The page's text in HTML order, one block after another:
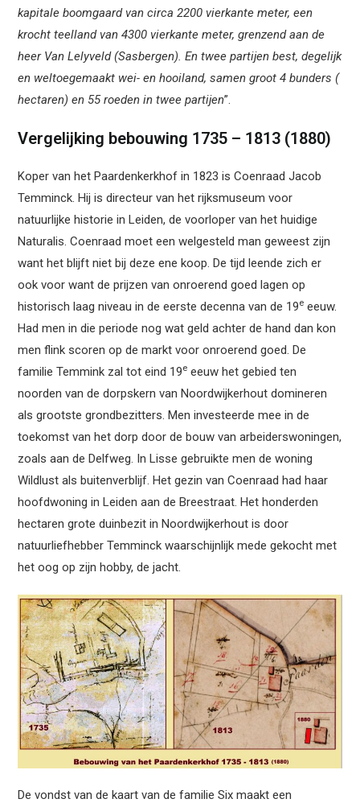
kapitale boomgaard van circa 2200 vierkante meter, een
krocht teelland van 4300 vierkante meter, grenzend aan de
heer Van Lelyveld (Sasbergen). En twee partijen best, degelijk
en weltoegemaakt wei- en hooiland, samen groot 4 bunders (
hectaren) en 55 roeden in twee partijen”.
Vergelijking bebouwing 1735 – 1813 (1880)
Koper van het Paardenkerkhof in 1823 is Coenraad Jacob
Temminck. Hij is directeur van het rijksmuseum voor
natuurlijke historie in Leiden, de voorloper van het huidige
Naturalis. Coenraad moet een welgesteld man geweest zijn
want het blijft niet bij deze ene koop. De tijd leende zich er
ook voor want de prijzen van onroerend goed lagen op
historisch laag niveau in de eerste decenna van de 19e eeuw.
Had men in die periode nog wat geld achter de hand dan kon
men flink scoren op de markt voor onroerend goed. De
familie Temmink zal tot eind 19e eeuw het gebied ten
noorden van de dorpskern van Noordwijkerhout domineren
als grootste grondbezitters. Men investeerde mee in de
toekomst van het dorp door de bouw van arbeiderswoningen,
zoals aan de Delfweg. In Lisse gebruikte men de woning
Wildlust als buitenverblijf. Het gezin van Coenraad had haar
hoofdwoning in Leiden aan de Breestraat. Het honderden
hectaren grote duinbezit in Noordwijkerhout is door
natuurliefhebber Temminck waarschijnlijk mede gekocht met
het oog op zijn hobby, de jacht.
De vondst van de kaart van de familie Six maakt een